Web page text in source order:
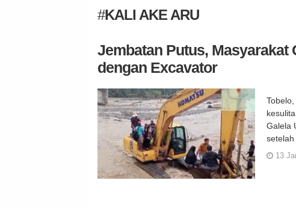
#KALI AKE ARU
Jembatan Putus, Masyarakat
dengan Excavator
Galela
13